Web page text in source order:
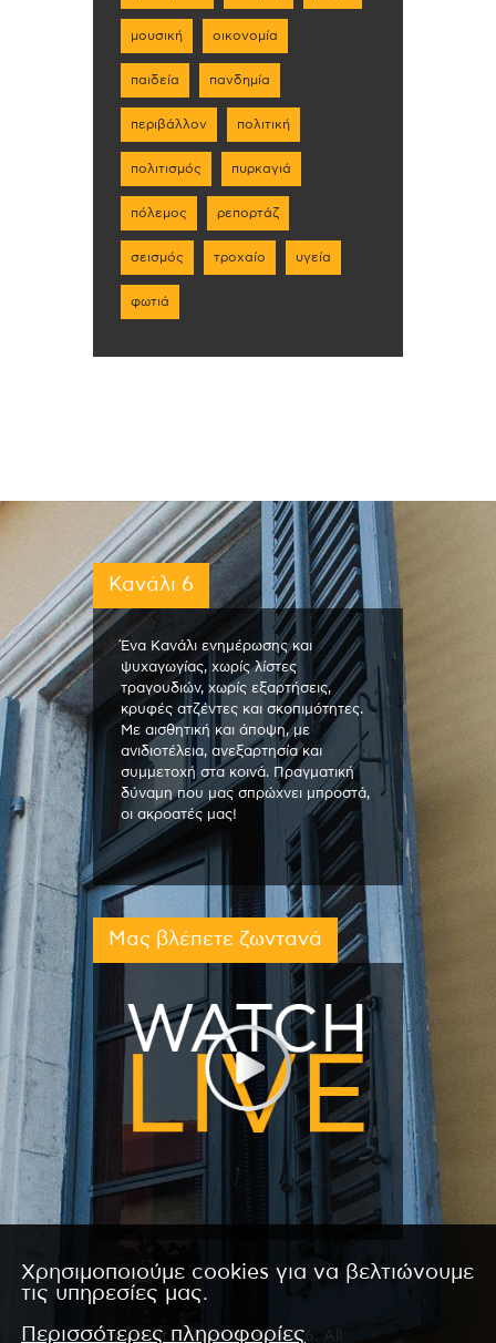
μουσική οικονομία
παιδεία πανδημία
περιβάλλον πολιτική
πολιτισμός πυρκαγιά
πόλεμος ρεπορτάζ
σεισμός τροχαίο υγεία
φωτιά
Κανάλι 6
Ένα Κανάλι ενημέρωσης και
ψυχαγωγίας, χωρίς λίστες
τραγουδιών, χωρίς εξαρτήσεις,
κρυφές ατζέντες και σκοπιμότητες.
Με αισθητική και άποψη, με
ανιδιοτέλεια, ανεξαρτησία και
συμμετοχή στα κοινά. Πραγματική
δύναμη που μας σπρώχνει μπροστά,
οι ακροατές μας!
Μας βλέπετε ζωντανά
Copyright © 2026 by Kanali 6. All
Χρησιμοποιούμε cookies για να βελτιώνουμε
τις υπηρεσίες μας.
Περισσότερες πληροφορίες